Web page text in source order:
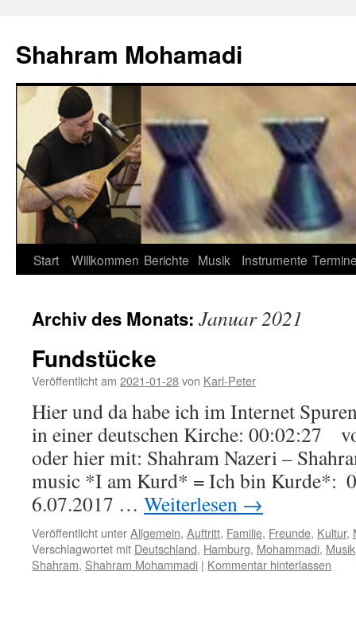
springen
Shahram Mohamadi
Start Willkommen Berichte Musik Instrumente
Archiv des Monats: Januar 2021
Fundstücke
Veröffentlicht am 2021-01-28von Karl-Peter
Hier und da habe ich im Internet
in einer deutschen Kirche:
oder hier mit: Shahram Nazeri –
music *I am Kurd* = Ich bin
6.07.2017 … Weiterlesen →
Veröffentlicht unterAllgemein, Auftritt, Familie, Freunde, Kultur,
Verschlagwortet mit Deutschland, Hamburg, Mohammadi, Musik
Shahram, Shahram Mohammadi | Kommentar hinterlassen